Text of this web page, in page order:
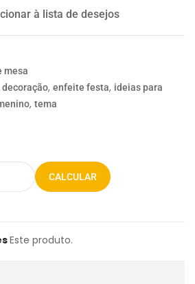
à lista de desejos
mesa
decoração, enfeite festa, ideias para
, tema
CALCULAR
Este produto.